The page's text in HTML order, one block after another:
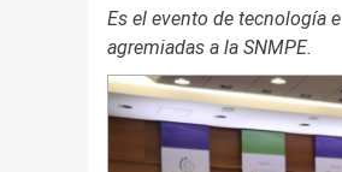
Es el evento de tecnología
agremiadas a la SNMPE.